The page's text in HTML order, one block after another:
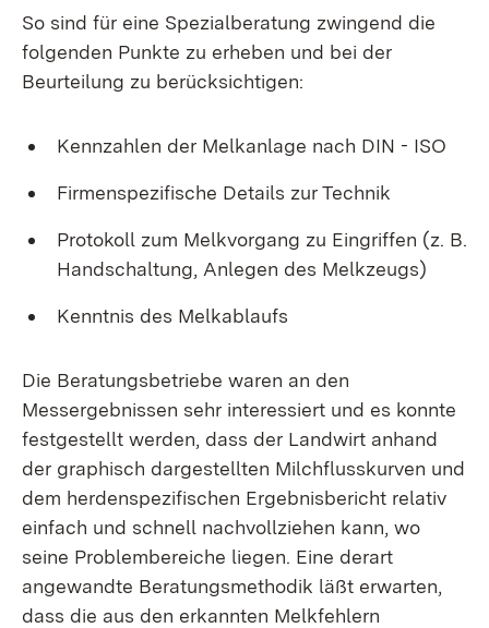
So sind für eine Spezialberatung zwingend die
folgenden Punkte zu erheben und bei der
Beurteilung zu berücksichtigen:
Kennzahlen der Melkanlage nach DIN - ISO
Firmenspezifische Details zur Technik
Protokoll zum Melkvorgang zu Eingriffen (z. B.
Handschaltung, Anlegen des Melkzeugs)
Kenntnis des Melkablaufs
Die Beratungsbetriebe waren an den
Messergebnissen sehr interessiert und es konnte
festgestellt werden, dass der Landwirt anhand
der graphisch dargestellten Milchflusskurven und
dem herdenspezifischen Ergebnisbericht relativ
einfach und schnell nachvollziehen kann, wo
seine Problembereiche liegen. Eine derart
angewandte Beratungsmethodik läßt erwarten,
dass die aus den erkannten Melkfehlern